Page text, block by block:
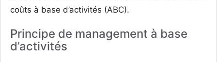
coûts à base d’activités (ABC).
Principe de management à base
d’activités